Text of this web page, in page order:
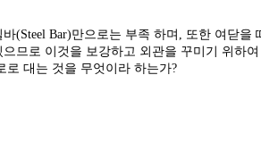
(Steel Bar)만으로는 부족 하며, 또한 여닫을
으로 접어 가로 또는 세로로 대는 것을 무엇이라 하는가?